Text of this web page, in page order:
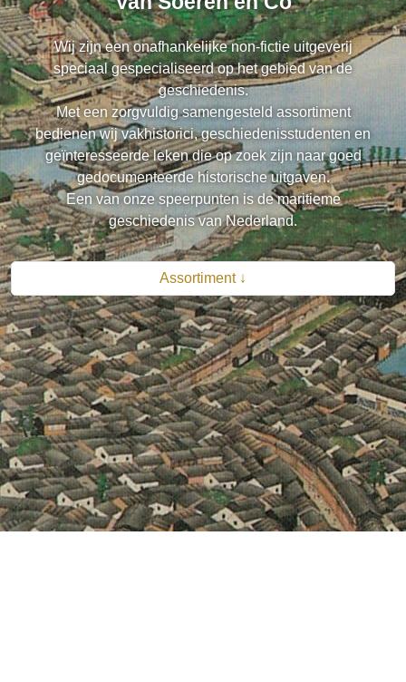
Wij zijn een onafhankelijke non-fictie uitgeverij
speciaal gespecialiseerd op het gebied van de
geschiedenis.
Met een zorgvuldig samengesteld assortiment
bedienen wij vakhistorici, geschiedenisstudenten en
geïnteresseerde leken die op zoek zijn naar goed
gedocumenteerde historische uitgaven.
Een van onze speerpunten is de maritieme
geschiedenis van Nederland.
Assortiment ↓